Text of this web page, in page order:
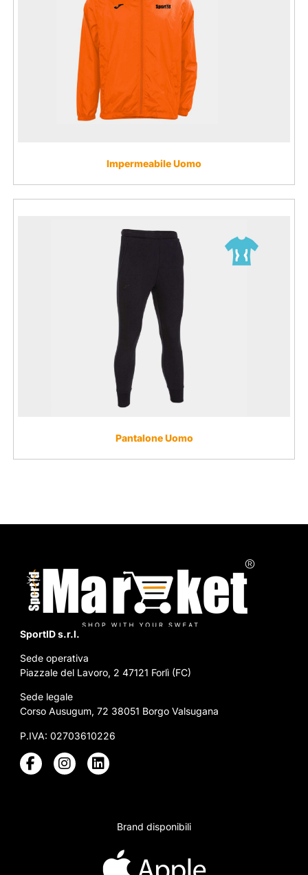
Impermeabile Uomo
Pantalone Uomo
SportID s.r.l.
Sede operativa
Piazzale del Lavoro, 2 47121 Forlì (FC)
Sede legale
Corso Ausugum, 72 38051 Borgo Valsugana
P.IVA: 02703610226
Brand disponibili